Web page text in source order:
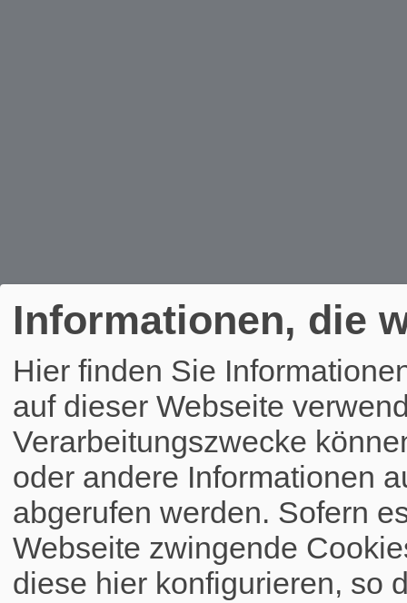
Informationen, die
Hier finden Sie
auf dieser Webseite
Verarbeitungszwecke
oder andere Informationen
abgerufen werden. Sofern
Webseite zwingende
diese hier konfigurieren, so